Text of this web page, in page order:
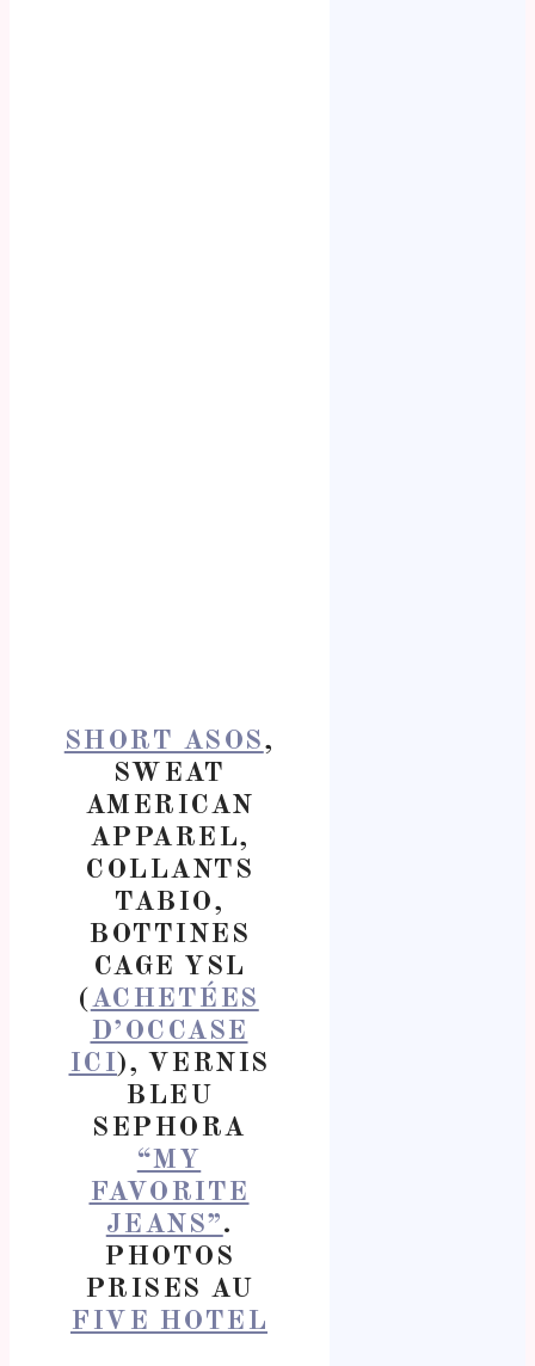
SHORT ASOS,
SWEAT
AMERICAN
APPAREL,
COLLANTS
TABIO,
BOTTINES
CAGE YSL
( ACHETÉES
D’OCCASE
ICI), VERNIS
BLEU
SEPHORA
“MY
FAVORITE
JEANS”.
PHOTOS
PRISES AU
FIVE HOTEL